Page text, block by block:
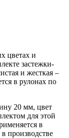
цветах и
застежки-
и жесткая –
в рулонах по
20 мм, цвет
для этой
в
производстве